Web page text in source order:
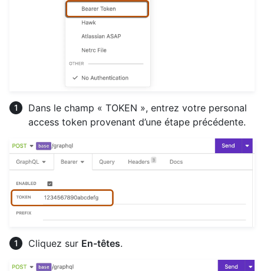
Dans le champ « TOKEN », entrez votre personal
access token provenant d’une étape précédente.
Cliquez sur En-têtes.